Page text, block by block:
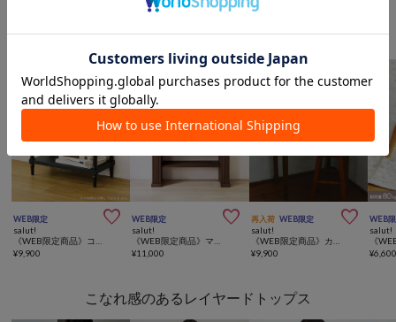
家具
WEB限定 
salut!
¥9,900
WEB限定 
salut!
¥11,000
再入荷 WEB限定 
salut!
¥9,900
WEB
salut!
¥
こなれ感のあるレイヤードトップス